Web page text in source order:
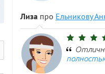
Лиза про Ельникову